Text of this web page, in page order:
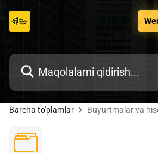
o'tish
Barcha to'plamlar Buyurtmalar va